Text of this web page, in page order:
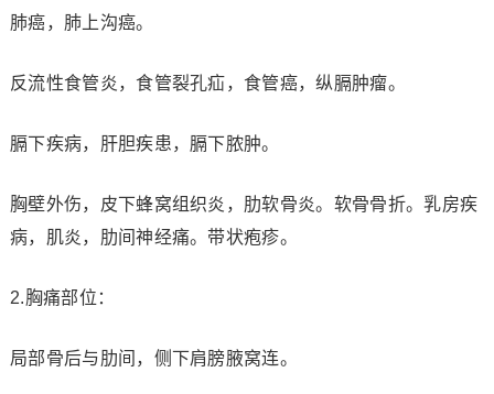
肺癌，肺上沟癌。
反流性食管炎，食管裂孔疝，食管癌，纵膈肿瘤。
膈下疾病，肝胆疾患，膈下脓肿。
胸壁外伤，皮下蜂窝组织炎，肋软骨炎。软骨骨折。乳房疾
病，肌炎，肋间神经痛。带状疱疹。
2.胸痛部位：
局部骨后与肋间，侧下肩膀腋窝连。